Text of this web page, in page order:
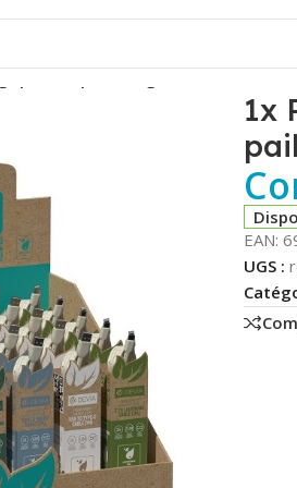
en paille végétale – Devia
1x
EAN:
UGS :